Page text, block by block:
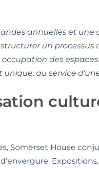
annuelles et une
un
des
au service
Somerset House